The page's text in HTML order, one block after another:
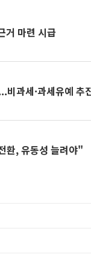
거 마련 시급
비과세·과세유예 추
환, 유동성 늘려야"